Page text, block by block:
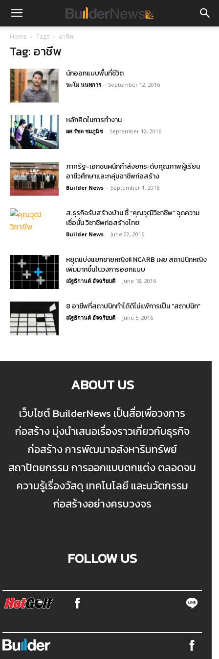
Home Tags อาชีพ
Tag: อาชีพ
นักออกแบบพื้นที่ชีวิต
นะโม นนทการ - September 12, 2016
หลักคิดในการทำงาน
ผศ.รัชด ชมภูนิช - September 12, 2016
ภาครัฐ-เอกชนผนึกกำลังยกระดับคุณภาพผู้เรียน
อาชีวศึกษาและกลุ่มอาชีพก่อสร้าง
Builder News - September 1, 2016
ส.ธุรกิจรับสร้างบ้าน ชี้ “คุณวุฒิวิชาชีพ” จุดความ
เชื่อมั่น วิชาชีพก่อสร้างไทย
Builder News - June 22, 2016
หยุดแบ่งแยกชายหญิง!! NCARB เผย สถาปนิกหญิง
เพิ่มมากขึ้นในวงการออกแบบ
ณัฐธิกานต์ อัจฉริยบดี - June 18, 2016
8 อาชีพที่สถาปนิกทำได้ดีไม่แพ้การเป็น “สถาปนิก”
ณัฐธิกานต์ อัจฉริยบดี - June 5, 2016
ABOUT US
เว็บไซต์ BuilderNews เป็นสื่อเพื่อวงการ
ก่อสร้าง มุ่งนำเสนอเรื่องราวเกี่ยวกับธุรกิจ
ก่อสร้าง การพัฒนาอสังหาริมทรัพย์
สถาปัตยกรรม การออกแบบตกแต่ง ตลอดจน
ความรู้เรื่องวัสดุ เทคโนโลยี และนวัตกรรม
ก่อสร้างอย่างครบวงจร
FOLLOW US